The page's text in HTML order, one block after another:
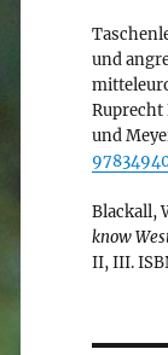
und
Ruprecht
und
Blackall,
know
II, III.